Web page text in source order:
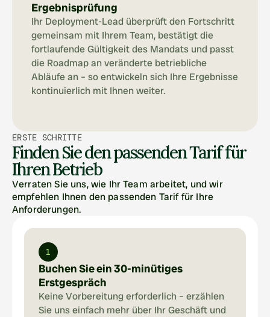
Ergebnisprüfung
Ihr Deployment-Lead überprüft den Fortschritt
gemeinsam mit Ihrem Team, bestätigt die
fortlaufende Gültigkeit des Mandats und passt
die Roadmap an veränderte betriebliche
Abläufe an – so entwickeln sich Ihre Ergebnisse
kontinuierlich mit Ihnen weiter.
ERSTE SCHRITTE
Finden Sie den passenden Tarif für
Ihren Betrieb
Verraten Sie uns, wie Ihr Team arbeitet, und wir
empfehlen Ihnen den passenden Tarif für Ihre
Anforderungen.
1
Buchen Sie ein 30-minütiges
Erstgespräch
Keine Vorbereitung erforderlich – erzählen
Sie uns einfach mehr über Ihr Geschäft und